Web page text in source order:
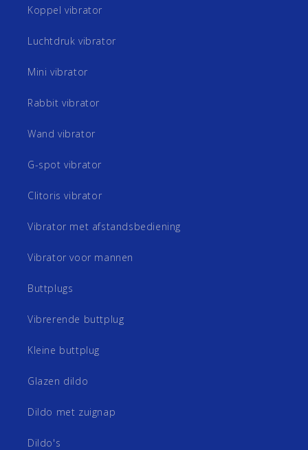
Koppel vibrator
Luchtdruk vibrator
Mini vibrator
Rabbit vibrator
Wand vibrator
G-spot vibrator
Clitoris vibrator
Vibrator met afstandsbediening
Vibrator voor mannen
Buttplugs
Vibrerende buttplug
Kleine buttplug
Glazen dildo
Dildo met zuignap
Dildo's